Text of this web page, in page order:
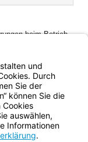
beim Betrieb
die
in
elektronische
behoben ist.